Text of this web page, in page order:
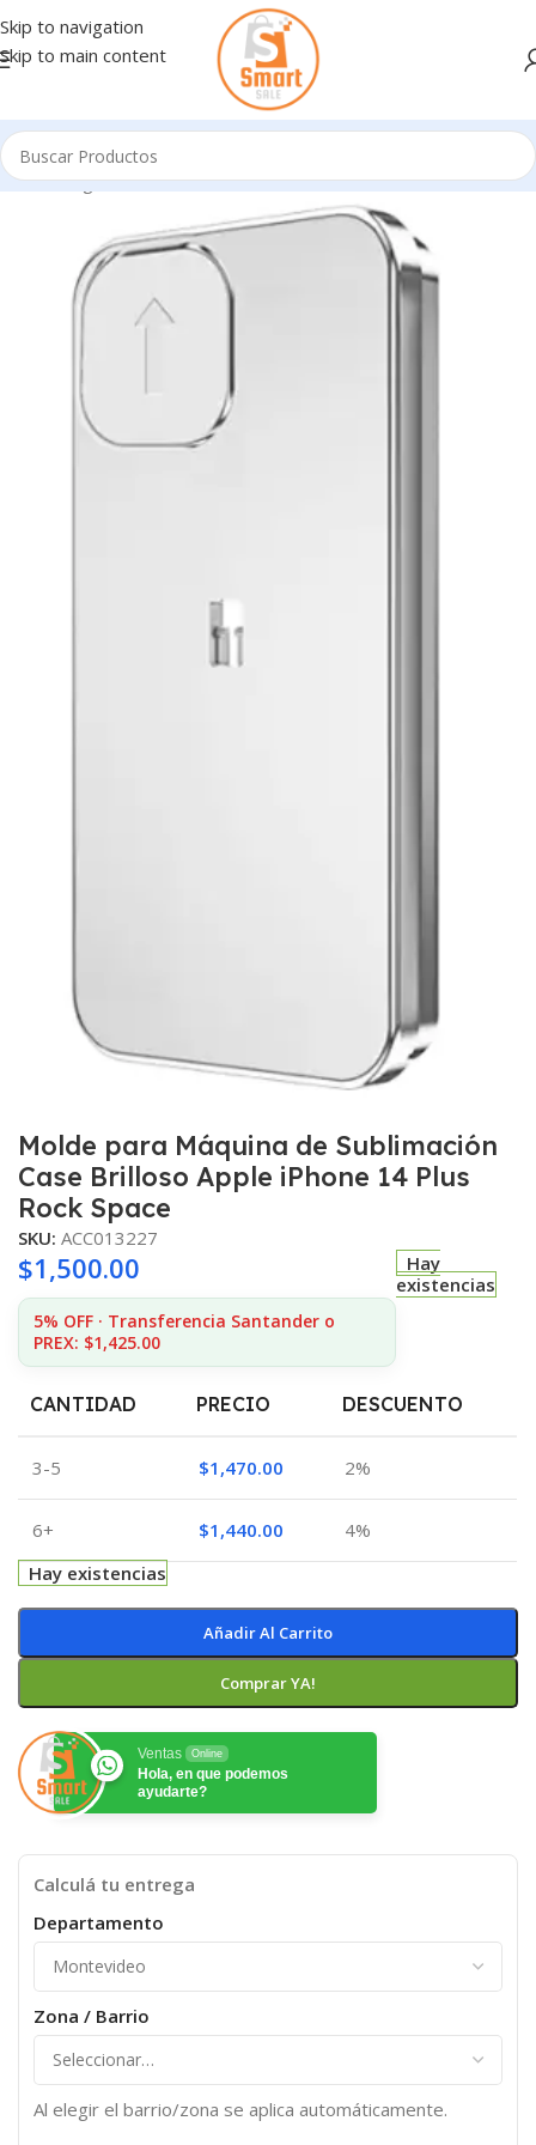
Skip to navigation
Skip to main content
Inicio/Ingresando
Molde para Máquina de Sublimación
Case Brilloso Apple iPhone 14 Plus
Rock Space
SKU: ACC013227
$1,500.00
5% OFF · Transferencia Santander o
PREX: $1,425.00
Hay
existencias
CANTIDAD PRECIO DESCUENTO
3-5 $1,470.00 2%
6+ $1,440.00
4%
Hay existencias
Añadir Al Carrito
Comprar YA!
Ventas Online
Hola, en que podemos
ayudarte?
Calculá tu entrega
Departamento
Zona / Barrio
Al elegir el barrio/zona se aplica automáticamente.